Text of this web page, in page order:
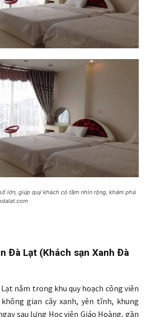
lớn, giúp quý khách có tầm nhìn rộng, khám phá
Đà Lạt (Khách sạn Xanh Đà
nằm trong khu quy hoạch công viên
gian cây xanh, yên tĩnh, khung
sau lưng Học viện Giáo Hoàng, gần